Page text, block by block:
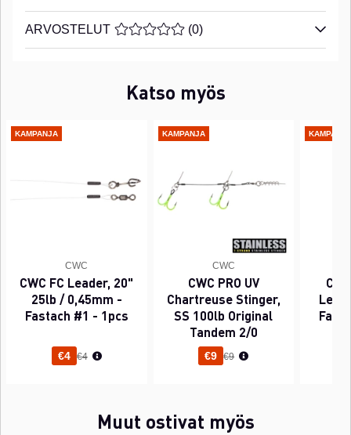
ARVOSTELUT KESKIARVOLUOKITUS 0 / 5
(0)
Katso myös
KAMPANJA
CWC
CWC FC Leader, 20"
25lb / 0,45mm -
Fastach #1 - 1pcs
€4 Normaali hinta
€4
KAMPANJA
CWC
CWC PRO UV
Chartreuse Stinger,
SS 100lb Original
Tandem 2/0
€9 Normaali hinta
€9
Muut ostivat myös